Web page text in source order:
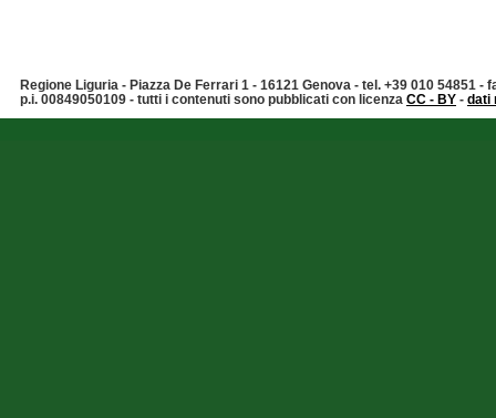
Regione Liguria - Piazza De Ferrari 1 - 16121 Genova - tel. +39 010 54851 -
p.i. 00849050109 - tutti i contenuti sono pubblicati con licenza CC - BY - dati